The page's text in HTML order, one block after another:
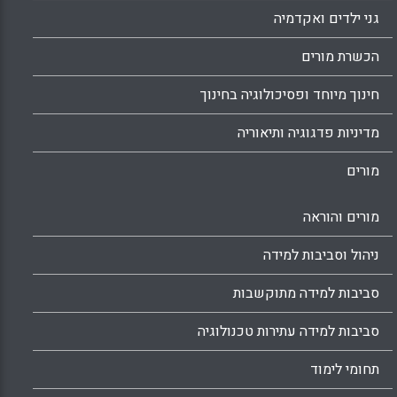
גני ילדים ואקדמיה
הכשרת מורים
חינוך מיוחד ופסיכולוגיה בחינוך
מדיניות פדגוגיה ותיאוריה
מורים
מורים והוראה
ניהול וסביבות למידה
סביבות למידה מתוקשבות
סביבות למידה עתירות טכנולוגיה
תחומי לימוד